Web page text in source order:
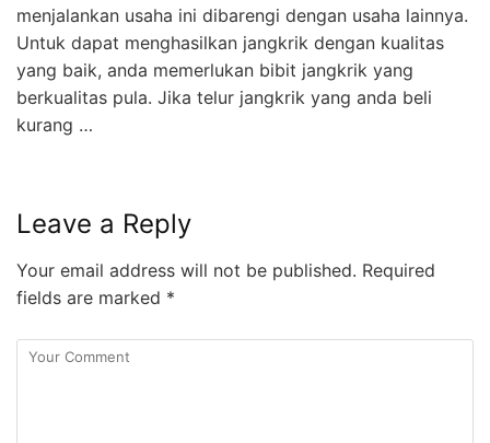
menjalankan usaha ini dibarengi dengan usaha lainnya.
Untuk dapat menghasilkan jangkrik dengan kualitas
yang baik, anda memerlukan bibit jangkrik yang
berkualitas pula. Jika telur jangkrik yang anda beli
kurang …
Leave a Reply
Your email address will not be published. Required
fields are marked *